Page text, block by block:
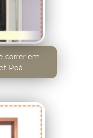
correr em
Poá